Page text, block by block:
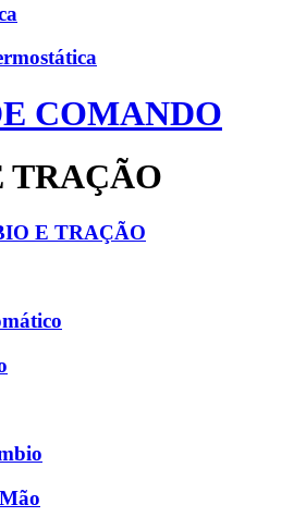
COMANDO
TRAÇÃO
E TRAÇÃO